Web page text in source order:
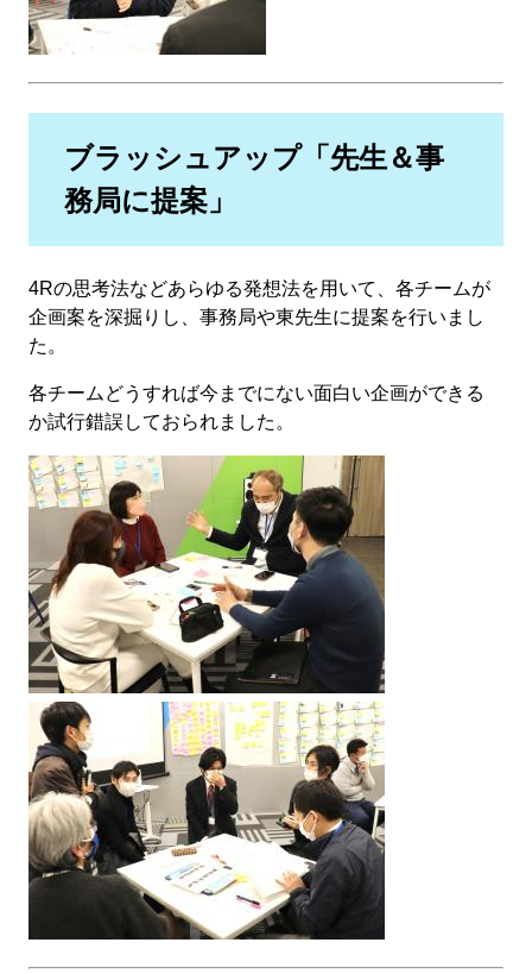
ブラッシュアップ「先生＆事
務局に提案」
4Rの思考法などあらゆる発想法を用いて、各チームが
企画案を深掘りし、事務局や東先生に提案を行いまし
た。
各チームどうすれば今までにない面白い企画ができる
か試行錯誤しておられました。